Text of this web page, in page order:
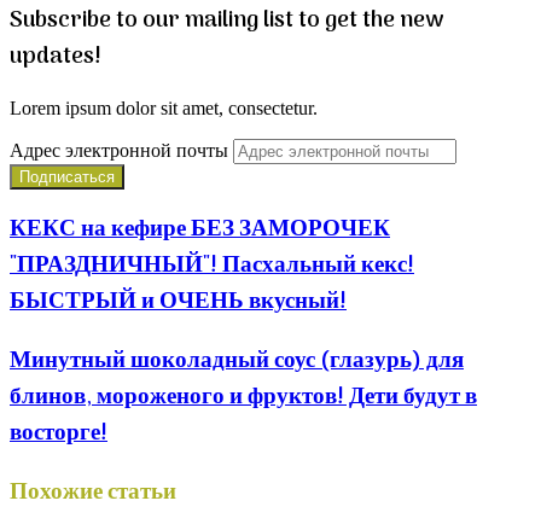
Subscribe to our mailing list to get the new
updates!
Lorem ipsum dolor sit amet, consectetur.
Адрес электронной почты
КЕКС на кефире БЕЗ ЗАМОРОЧЕК
"ПРАЗДНИЧНЫЙ"! Пасхальный кекс!
БЫСТРЫЙ и ОЧЕНЬ вкусный!
Минутный шоколадный соус (глазурь) для
блинов, мороженого и фруктов! Дети будут в
восторге!
Похожие статьи